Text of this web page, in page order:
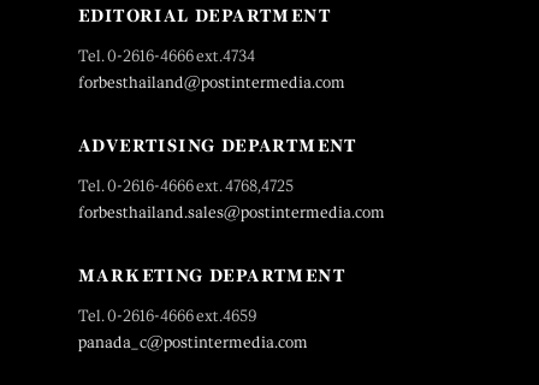
EDITORIAL DEPARTMENT
Tel. 0-2616-4666 ext.4734
forbesthailand@postintermedia.com
ADVERTISING DEPARTMENT
Tel. 0-2616-4666 ext. 4768,4725
forbesthailand.sales@postintermedia.com
MARKETING DEPARTMENT
Tel. 0-2616-4666 ext.4659
panada_c@postintermedia.com